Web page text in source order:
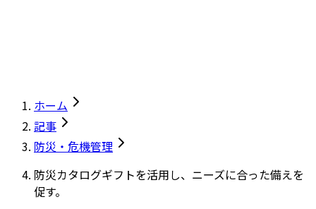
ホーム
記事
防災・危機管理
防災カタログギフトを活用し、ニーズに合った備えを
促す。